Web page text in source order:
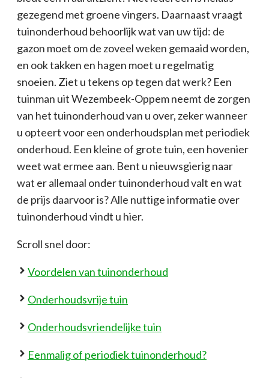
gezegend met groene vingers. Daarnaast vraagt
tuinonderhoud behoorlijk wat van uw tijd: de
gazon moet om de zoveel weken gemaaid worden,
en ook takken en hagen moet u regelmatig
snoeien. Ziet u tekens op tegen dat werk? Een
tuinman uit Wezembeek-Oppem neemt de zorgen
van het tuinonderhoud van u over, zeker wanneer
u opteert voor een onderhoudsplan met periodiek
onderhoud. Een kleine of grote tuin, een hovenier
weet wat ermee aan. Bent u nieuwsgierig naar
wat er allemaal onder tuinonderhoud valt en wat
de prijs daarvoor is? Alle nuttige informatie over
tuinonderhoud vindt u hier.
Scroll snel door:
Voordelen van tuinonderhoud
Onderhoudsvrije tuin
Onderhoudsvriendelijke tuin
Eenmalig of periodiek tuinonderhoud?